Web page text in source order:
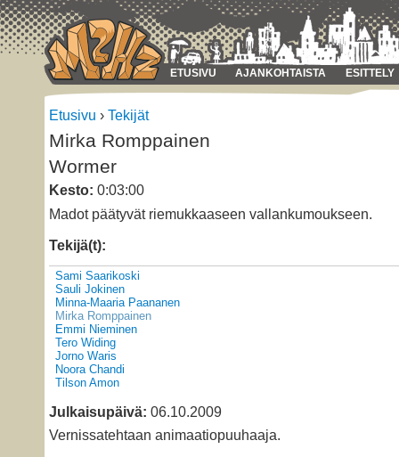
ETUSIVU AJANKOHTAISTA ESITTELY
Etusivu › Tekijät
Mirka Romppainen
Wormer
Kesto: 0:03:00
Madot päätyvät riemukkaaseen vallankumoukseen.
Tekijä(t):
Sami Saarikoski
Sauli Jokinen
Minna-Maaria Paananen
Mirka Romppainen
Emmi Nieminen
Tero Widing
Jorno Waris
Noora Chandi
Tilson Amon
Julkaisupäivä: 06.10.2009
Vernissatehtaan animaatiopuuhaaja.